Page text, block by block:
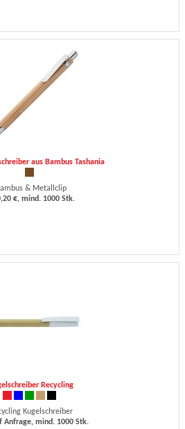
aus Bambus Tashania
& Metallclip
€, mind. 1000 Stk.
Recycling
Kugelschreiber
Anfrage, mind. 1000 Stk.